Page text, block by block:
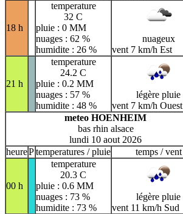
18 h
temperature
32 C
pluie : 0 MM
nuages : 62 %
humidite : 26 %
nuageux
vent 7 km/h Est
21 h
temperature
24.2 C
pluie : 0.2 MM
nuages : 57 %
humidite : 48 %
légère pluie
vent 7 km/h Ouest
meteo HOENHEIM
bas rhin alsace
lundi 10 aout 2026
heurePtemperatures / pluie temps / vent
00 h
temperature
20.3 C
pluie : 0.6 MM
nuages : 73 %
humidite : 73 %
légère pluie
vent 11 km/h Sud